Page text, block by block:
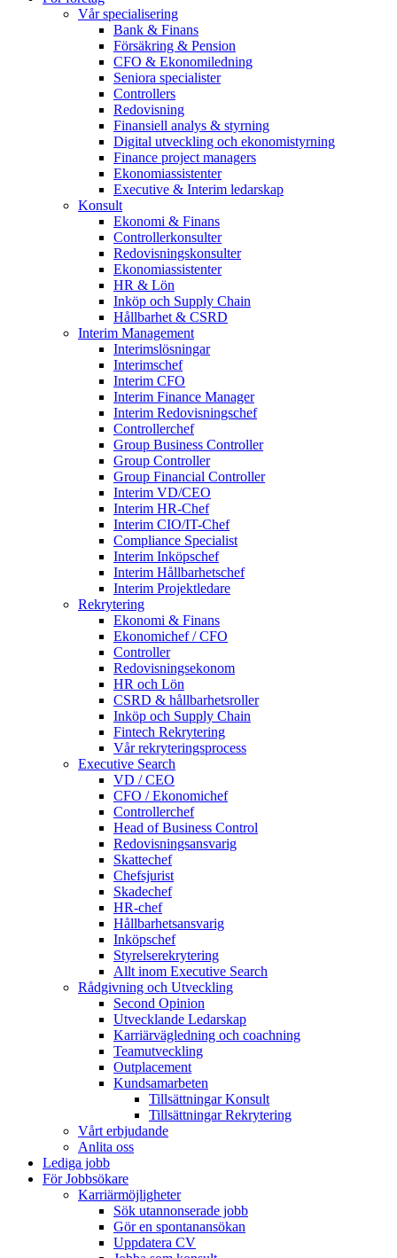
Vår specialisering
Bank & Finans
Försäkring & Pension
CFO & Ekonomiledning
Seniora specialister
Controllers
Redovisning
Finansiell analys & styrning
Digital utveckling och ekonomistyrning
Finance project managers
Ekonomiassistenter
Executive & Interim ledarskap
Konsult
Ekonomi & Finans
Controllerkonsulter
Redovisningskonsulter
Ekonomiassistenter
HR & Lön
Inköp och Supply Chain
Hållbarhet & CSRD
Interim Management
Interimslösningar
Interimschef
Interim CFO
Interim Finance Manager
Interim Redovisningschef
Controllerchef
Group Business Controller
Group Controller
Group Financial Controller
Interim VD/CEO
Interim HR-Chef
Interim CIO/IT-Chef
Compliance Specialist
Interim Inköpschef
Interim Hållbarhetschef
Interim Projektledare
Rekrytering
Ekonomi & Finans
Ekonomichef / CFO
Controller
Redovisningsekonom
HR och Lön
CSRD & hållbarhetsroller
Inköp och Supply Chain
Fintech Rekrytering
Vår rekryteringsprocess
Executive Search
VD / CEO
CFO / Ekonomichef
Controllerchef
Head of Business Control
Redovisningsansvarig
Skattechef
Chefsjurist
Skadechef
HR-chef
Hållbarhetsansvarig
Inköpschef
Styrelserekrytering
Allt inom Executive Search
Rådgivning och Utveckling
Second Opinion
Utvecklande Ledarskap
Karriärvägledning och coachning
Teamutveckling
Outplacement
Kundsamarbeten
Tillsättningar Konsult
Tillsättningar Rekrytering
Vårt erbjudande
Anlita oss
Lediga jobb
För Jobbsökare
Karriärmöjligheter
Sök utannonserade jobb
Gör en spontanansökan
Uppdatera CV